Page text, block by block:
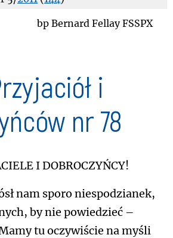
bp Bernard Fellay FSSPX
i
nr 78
i Dobroczyńcy!
nam sporo niespodzianek,
by nie powiedzieć –
tu oczywiście na myśli